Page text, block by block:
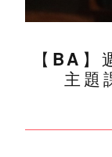
【BA
主